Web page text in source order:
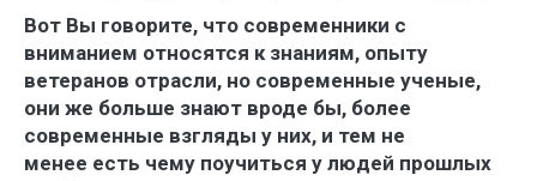
Вот Вы говорите, что современники с
вниманием относятся к знаниям, опыту
ветеранов отрасли, но современные ученые,
они же больше знают вроде бы, более
современные взгляды у них, и тем не
менее есть чему поучиться у людей прошлых